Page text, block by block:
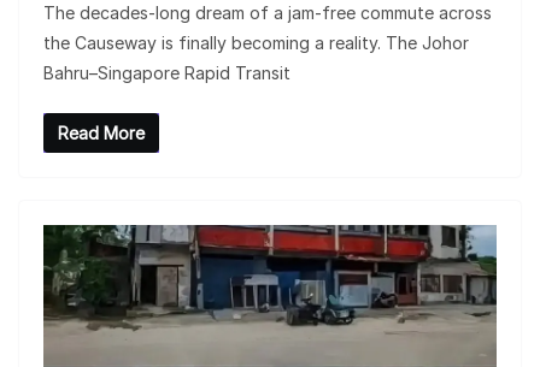
The decades-long dream of a jam-free commute across
the Causeway is finally becoming a reality. The Johor
Bahru–Singapore Rapid Transit
Read More